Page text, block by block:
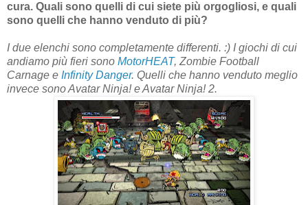
cura. Quali sono quelli di cui siete più orgogliosi, e quali
sono quelli che hanno venduto di più?
I due elenchi sono completamente differenti. :) I giochi di cui
andiamo più fieri sono MotorHEAT, Zombie Football
Carnage e Infinity Danger. Quelli che hanno venduto meglio
invece sono Avatar Ninja! e Avatar Ninja! 2.